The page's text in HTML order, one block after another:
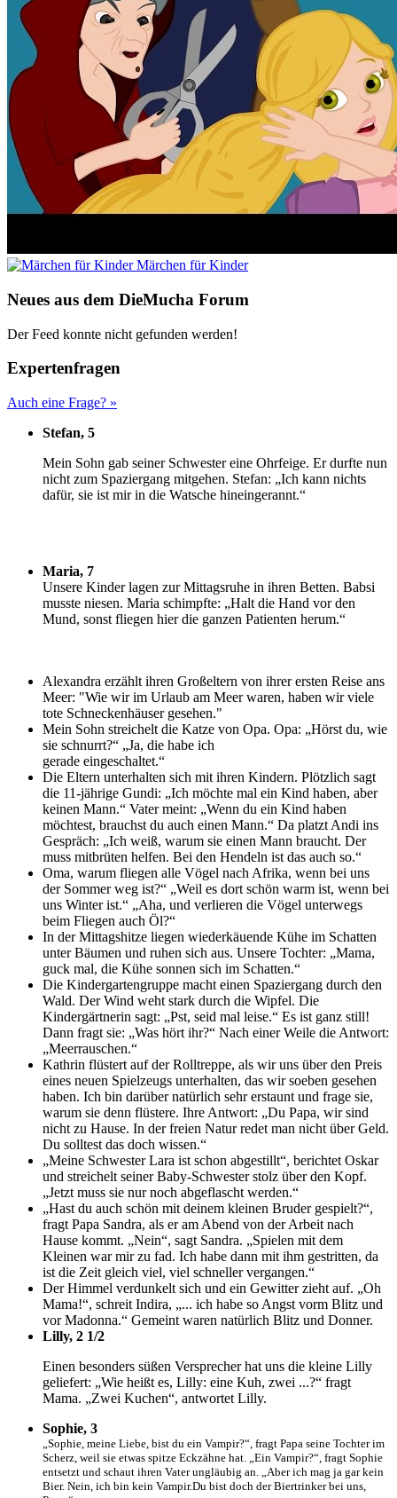
Märchen für Kinder
Neues aus dem DieMucha Forum
Der Feed konnte nicht gefunden werden!
Expertenfragen
Auch eine Frage? »
Stefan, 5
Mein Sohn gab seiner Schwester eine Ohrfeige. Er durfte nun
nicht zum Spaziergang mitgehen. Stefan: „Ich kann nichts
dafür, sie ist mir in die Watsche hineingerannt.“
Maria, 7
Unsere Kinder lagen zur Mittagsruhe in ihren Betten. Babsi
musste niesen. Maria schimpfte: „Halt die Hand vor den
Mund, sonst fliegen hier die ganzen Patienten herum.“
Alexandra erzählt ihren Großeltern von ihrer ersten Reise ans
Meer: "Wie wir im Urlaub am Meer waren, haben wir viele
tote Schneckenhäuser gesehen."
Mein Sohn streichelt die Katze von Opa. Opa: „Hörst du, wie
sie schnurrt?“ „Ja, die habe ich
gerade eingeschaltet.“
Die Eltern unterhalten sich mit ihren Kindern. Plötzlich sagt
die 11-jährige Gundi: „Ich möchte mal ein Kind haben, aber
keinen Mann.“ Vater meint: „Wenn du ein Kind haben
möchtest, brauchst du auch einen Mann.“ Da platzt Andi ins
Gespräch: „Ich weiß, warum sie einen Mann braucht. Der
muss mitbrüten helfen. Bei den Hendeln ist das auch so.“
Oma, warum fliegen alle Vögel nach Afrika, wenn bei uns
der Sommer weg ist?“ „Weil es dort schön warm ist, wenn bei
uns Winter ist.“ „Aha, und verlieren die Vögel unterwegs
beim Fliegen auch Öl?“
In der Mittagshitze liegen wiederkäuende Kühe im Schatten
unter Bäumen und ruhen sich aus. Unsere Tochter: „Mama,
guck mal, die Kühe sonnen sich im Schatten.“
Die Kindergartengruppe macht einen Spaziergang durch den
Wald. Der Wind weht stark durch die Wipfel. Die
Kindergärtnerin sagt: „Pst, seid mal leise.“ Es ist ganz still!
Dann fragt sie: „Was hört ihr?“ Nach einer Weile die Antwort:
„Meerrauschen.“
Kathrin flüstert auf der Rolltreppe, als wir uns über den Preis
eines neuen Spielzeugs unterhalten, das wir soeben gesehen
haben. Ich bin darüber natürlich sehr erstaunt und frage sie,
warum sie denn flüstere. Ihre Antwort: „Du Papa, wir sind
nicht zu Hause. In der freien Natur redet man nicht über Geld.
Du solltest das doch wissen.“
„Meine Schwester Lara ist schon abgestillt“, berichtet Oskar
und streichelt seiner Baby-Schwester stolz über den Kopf.
„Jetzt muss sie nur noch abgeflascht werden.“
„Hast du auch schön mit deinem kleinen Bruder gespielt?“,
fragt Papa Sandra, als er am Abend von der Arbeit nach
Hause kommt. „Nein“, sagt Sandra. „Spielen mit dem
Kleinen war mir zu fad. Ich habe dann mit ihm gestritten, da
ist die Zeit gleich viel, viel schneller vergangen.“
Der Himmel verdunkelt sich und ein Gewitter zieht auf. „Oh
Mama!“, schreit Indira, „... ich habe so Angst vorm Blitz und
vor Madonna.“ Gemeint waren natürlich Blitz und Donner.
Lilly, 2 1/2
Einen besonders süßen Versprecher hat uns die kleine Lilly
geliefert: „Wie heißt es, Lilly: eine Kuh, zwei ...?“ fragt
Mama. „Zwei Kuchen“, antwortet Lilly.
Sophie, 3
„Sophie, meine Liebe, bist du ein Vampir?“, fragt Papa seine Tochter im
Scherz, weil sie etwas spitze Eckzähne hat. „Ein Vampir?“, fragt Sophie
entsetzt und schaut ihren Vater ungläubig an. „Aber ich mag ja gar kein
Bier. Nein, ich bin kein Vampir.Du bist doch der Biertrinker bei uns,